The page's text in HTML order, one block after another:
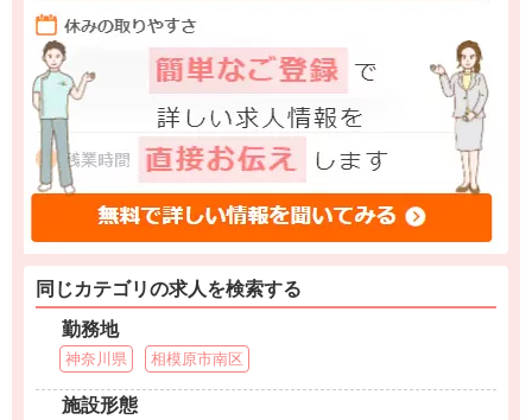
同じカテゴリの求人を検索する
勤務地
神奈川県 相模原市南区
施設形態